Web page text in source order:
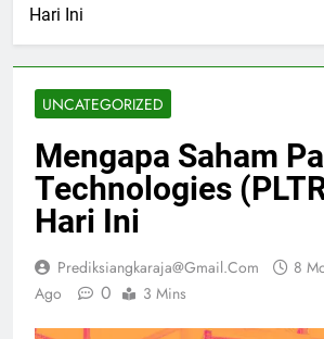
Hari Ini
UNCATEGORIZED
Mengapa Saham
Technologies
Hari Ini
Prediksiangkaraja@gmail.com
8
Ago
0 3 Mins